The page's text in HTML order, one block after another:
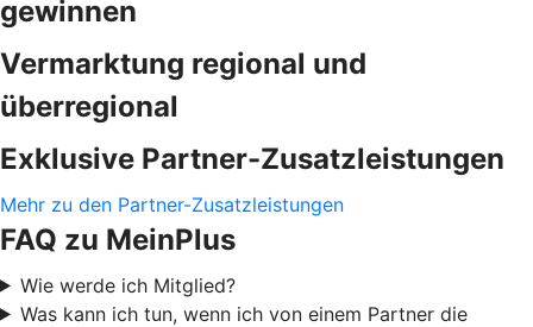
gewinnen
Vermarktung regional und
überregional
Exklusive Partner-Zusatzleistungen
Mehr zu den Partner-Zusatzleistungen
FAQ zu MeinPlus
Wie werde ich Mitglied?
Was kann ich tun, wenn ich von einem Partner die